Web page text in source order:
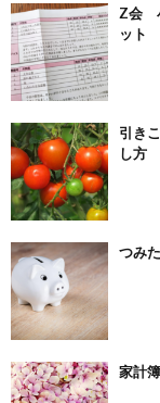
Z会
ット
引き
し方
つみ
家計